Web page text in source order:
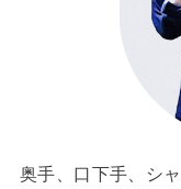
奥手、口下手、シ